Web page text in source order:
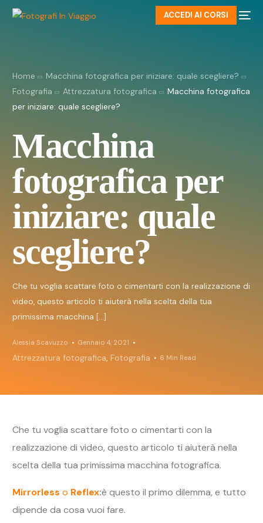
ACCEDI AI CORSI
Home
Macchina fotografica per iniziare: quale scegliere?
Fotografia
Attrezzatura fotografica
Macchina fotografica
per iniziare: quale scegliere?
Macchina
fotografica per
iniziare: quale
scegliere?
Che tu voglia scattare foto o cimentarti con la realizzazione di
video, questo articolo ti aiuterà nella scelta della tua
primissima macchina […]
Alessia Scavuzzo Gennaio 4, 2021
Attrezzatura fotografica, Fotografia 6 Min Read
Che tu voglia scattare foto o cimentarti con la
realizzazione di video, questo articolo ti aiuterà nella
scelta della tua primissima macchina fotografica.
Mirrorless o Reflex:è questo il primo dilemma, e tutto
dipende da cosa vuoi fare.